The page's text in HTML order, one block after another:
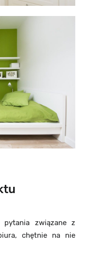
pytania związane z
chętnie na nie